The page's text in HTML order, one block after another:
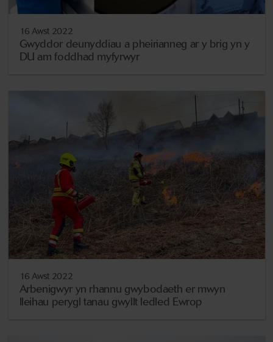
16 Awst 2022
Gwyddor deunyddiau a pheirianneg ar y brig yn y
DU am foddhad myfyrwyr
16 Awst 2022
Arbenigwyr yn rhannu gwybodaeth er mwyn
lleihau perygl tanau gwyllt ledled Ewrop